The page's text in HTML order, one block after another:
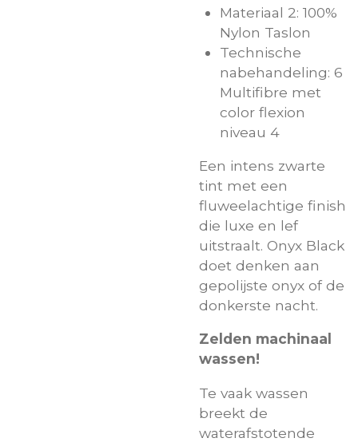
Materiaal 2: 100%
Nylon Taslon
Technische
nabehandeling: 6
Multifibre met
color flexion
niveau 4
Een intens zwarte
tint met een
fluweelachtige finish
die luxe en lef
uitstraalt. Onyx Black
doet denken aan
gepolijste onyx of de
donkerste nacht.
Zelden machinaal
wassen!
Te vaak wassen
breekt de
waterafstotende